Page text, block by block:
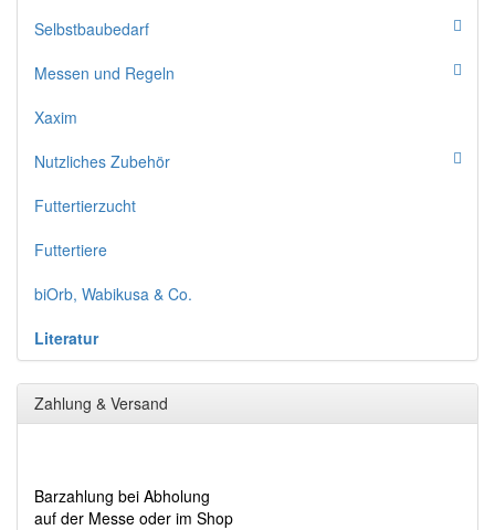
Selbstbaubedarf
Messen und Regeln
Xaxim
Nutzliches Zubehör
Futtertierzucht
Futtertiere
biOrb, Wabikusa & Co.
Literatur
Zahlung & Versand
Barzahlung bei Abholung
auf der Messe oder im Shop